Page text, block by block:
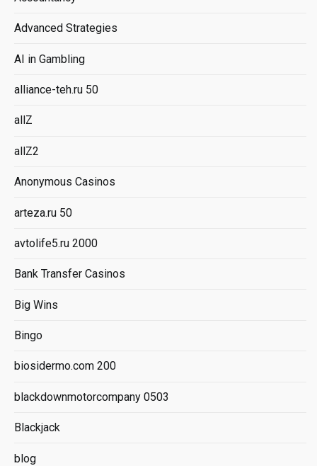
Advanced Strategies
AI in Gambling
alliance-teh.ru 50
allZ
allZ2
Anonymous Casinos
arteza.ru 50
avtolife5.ru 2000
Bank Transfer Casinos
Big Wins
Bingo
biosidermo.com 200
blackdownmotorcompany 0503
Blackjack
blog